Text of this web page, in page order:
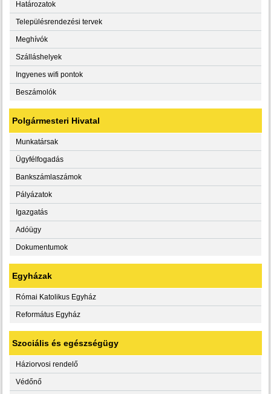
Határozatok
Településrendezési tervek
Meghívók
Szálláshelyek
Ingyenes wifi pontok
Beszámolók
Polgármesteri Hivatal
Munkatársak
Ügyfélfogadás
Bankszámlaszámok
Pályázatok
Igazgatás
Adóügy
Dokumentumok
Egyházak
Római Katolikus Egyház
Református Egyház
Szociális és egészségügy
Háziorvosi rendelő
Védőnő